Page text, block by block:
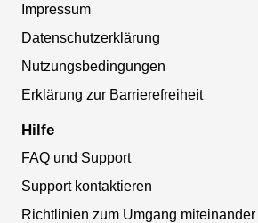
Impressum
Datenschutzerklärung
Nutzungsbedingungen
Erklärung zur Barrierefreiheit
Hilfe
FAQ und Support
Support kontaktieren
Richtlinien zum Umgang miteinander